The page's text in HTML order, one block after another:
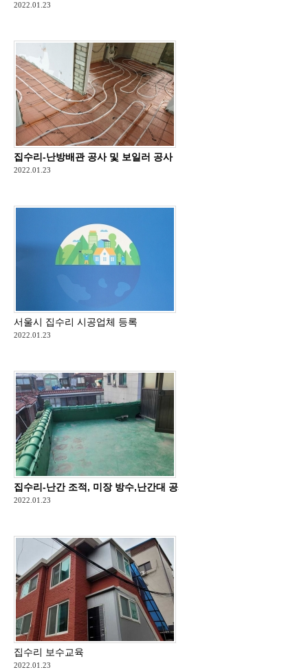
2022.01.23
집수리-난방배관 공사 및 보일러 공사
2022.01.23
서울시 집수리 시공업체 등록
2022.01.23
집수리-난간 조적, 미장 방수,난간대 공사
2022.01.23
집수리 보수교육
2022.01.23